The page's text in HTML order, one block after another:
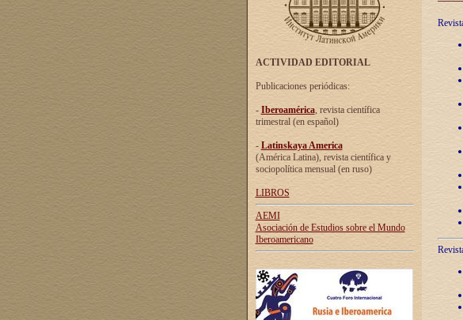
ACTIVIDAD EDITORIAL
Publicaciones periódicas:
- Iberoamérica, revista científica
trimestral (en español)
- Latinskaya America
(América Latina), revista científica y
sociopolítica mensual (en ruso)
LIBROS
AEMI
Asociación de Estudios sobre el Mundo
Iberoamericano